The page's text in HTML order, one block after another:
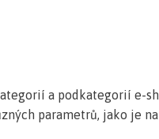
a podkategorií e-
parametrů, jako je